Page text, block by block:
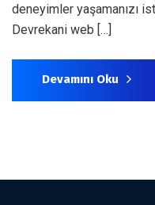
deneyimler yaşamanızı
Devrekani web […]
Devamını Oku